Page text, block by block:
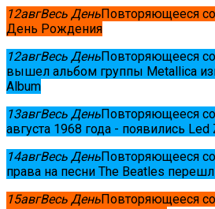
12авгВесь ДеньПовторяющееся
День Рождения
12авгВесь ДеньПовторяющееся
вышел альбом группы Metallica
Album
13авгВесь ДеньПовторяющееся
августа 1968 года - появились Led
14авгВесь ДеньПовторяющееся
права на песни The Beatles
15авгВесь ДеньПовторяющееся